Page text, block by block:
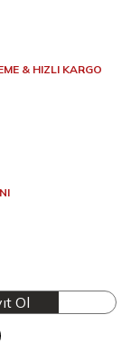
& HIZLI KARGO
Ol